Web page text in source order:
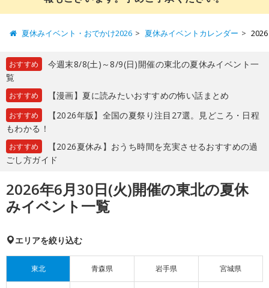
夏休みイベント・おでかけ2026 夏休みイベントカレンダー
おすすめ
今週末8/8(土)～8/9(日)開催の東北の夏休みイベント一
覧
おすすめ 【漫画】夏に読みたいおすすめの怖い話まとめ
おすすめ
【2026年版】全国の夏祭り注目27選。見どころ・日程
もわかる！
おすすめ
【2026夏休み】おうち時間を充実させるおすすめの過
ごし方ガイド
2026年6月30日(火)開催の東北の夏休
みイベント一覧
エリアを絞り込む
東北 青森県 岩手県 宮城県